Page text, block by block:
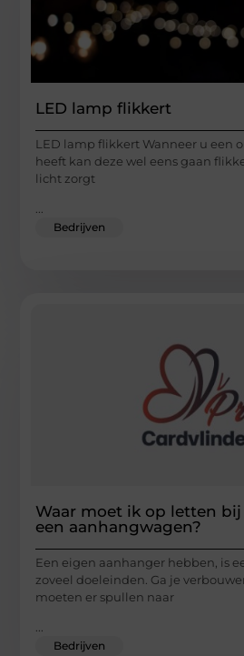
LED lamp flikkert
LED lamp flikkert Wanneer u een
heeft kan deze wel eens gaan
licht zorgt
Bedrijven
Waar moet ik op letten
een aanhangwagen?
Een eigen aanhanger hebben, is
zoveel doeleinden. Ga je
moeten er spullen naar
...
Bedrijven